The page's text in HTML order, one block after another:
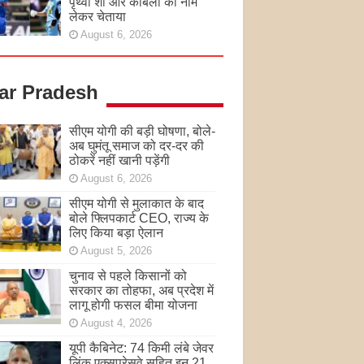
लेकर चेताया
August 6, 2026
Pradesh
सीएम योगी की बड़ी घोषणा, बोले-
अब घुमंतू समाज को दर-दर की
ठोकरें नहीं खानी पड़ेंगी
August 6, 2026
सीएम योगी से मुलाकात के बाद
बोले फ्लिपकार्ट CEO, राज्य के
लिए किया बड़ा ऐलान
August 5, 2026
चुनाव से पहले किसानों को
सरकार का तोहफा, अब प्रदेश में
लागू होगी फसल बीमा योजना
August 4, 2026
यूपी कैबिनेट: 74 किमी लंबे जेवर